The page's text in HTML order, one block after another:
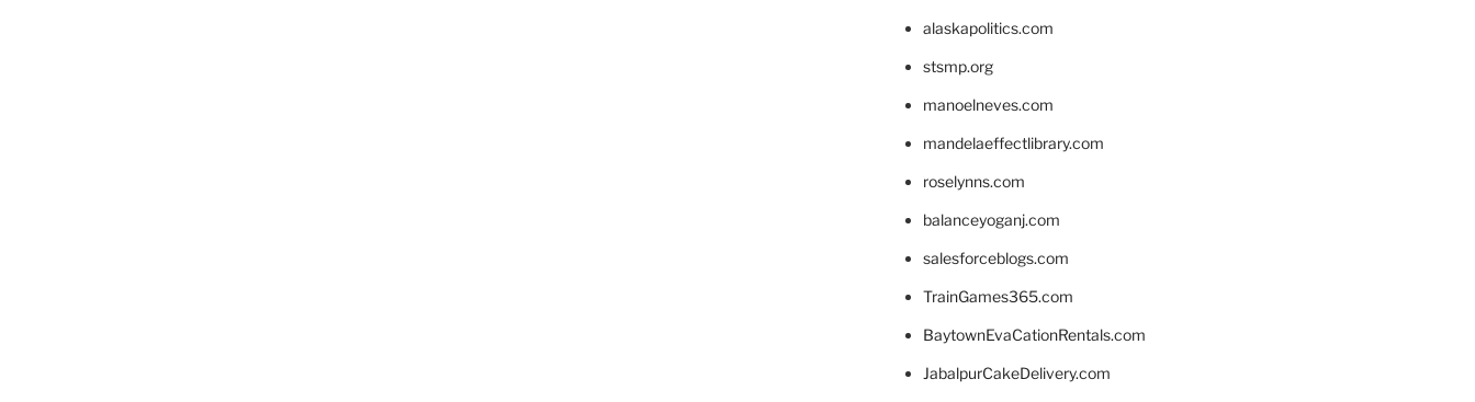
alaskapolitics.com
stsmp.org
manoelneves.com
mandelaeffectlibrary.com
roselynns.com
balanceyoganj.com
salesforceblogs.com
TrainGames365.com
BaytownEvaCationRentals.com
JabalpurCakeDelivery.com